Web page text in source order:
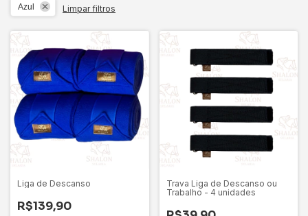
Azul Limpar filtros
Liga de Descanso
R$139,90
Trava Liga de Descanso ou
Trabalho - 4 unidades